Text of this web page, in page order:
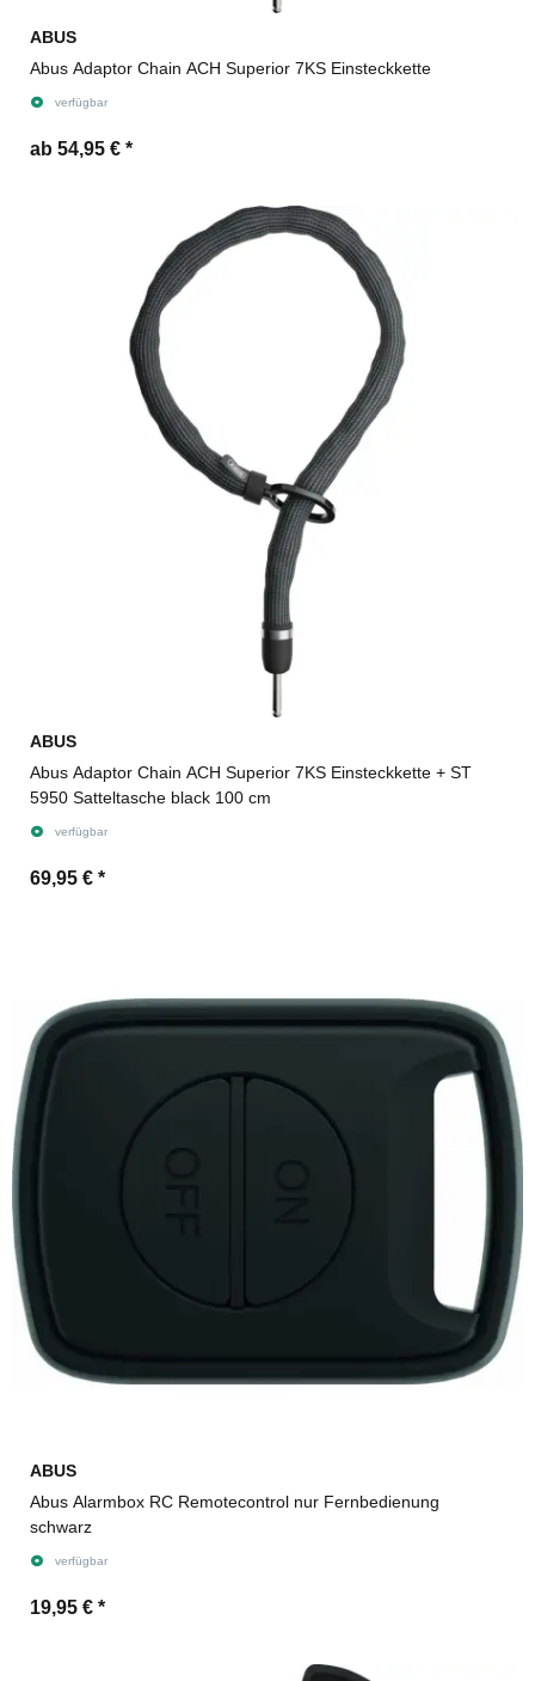
ABUS
Abus Adaptor Chain ACH Superior 7KS Einsteckkette
verfügbar
ab 54,95 € *
ABUS
Abus Adaptor Chain ACH Superior 7KS Einsteckkette + ST
5950 Satteltasche black 100 cm
verfügbar
69,95 € *
ABUS
Abus Alarmbox RC Remotecontrol nur Fernbedienung
schwarz
verfügbar
19,95 € *